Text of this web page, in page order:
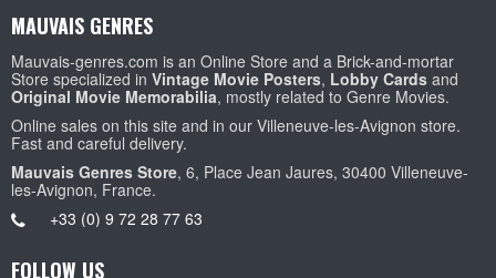
MAUVAIS GENRES
Mauvais-genres.com is an Online Store and a Brick-and-mortar
Store specialized in Vintage Movie Posters, Lobby Cards and
Original Movie Memorabilia, mostly related to Genre Movies.
Online sales on this site and in our Villeneuve-les-Avignon store.
Fast and careful delivery.
Mauvais Genres Store, 6, Place Jean Jaures, 30400 Villeneuve-
les-Avignon, France.
+33 (0) 9 72 28 77 63
FOLLOW US